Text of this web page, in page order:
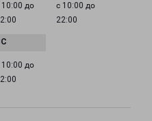
10:00 до
с 10:00 до
22:00
10:00 до